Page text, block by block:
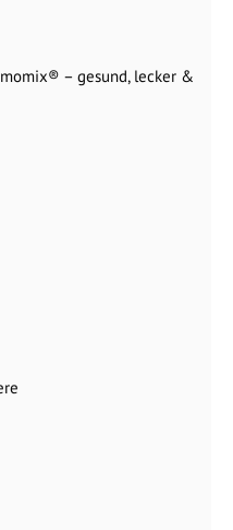
– gesund, lecker &